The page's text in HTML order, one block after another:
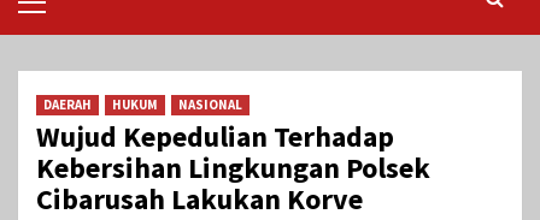
Menu
DAERAH HUKUM NASIONAL
Wujud Kepedulian Terhadap
Kebersihan Lingkungan Polsek
Cibarusah Lakukan Korve